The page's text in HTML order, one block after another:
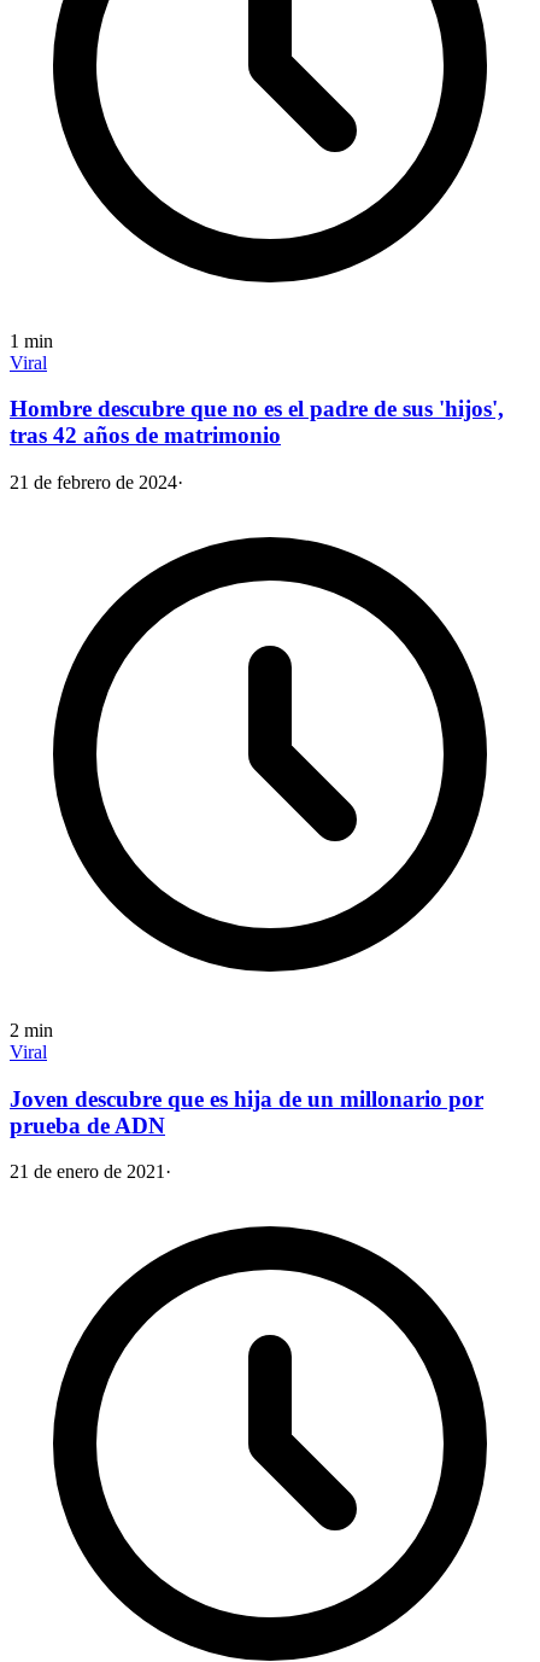
1 min
Viral
Hombre descubre que no es el padre de sus 'hijos',
tras 42 años de matrimonio
21 de febrero de 2024·
2 min
Viral
Joven descubre que es hija de un millonario por
prueba de ADN
21 de enero de 2021 ·